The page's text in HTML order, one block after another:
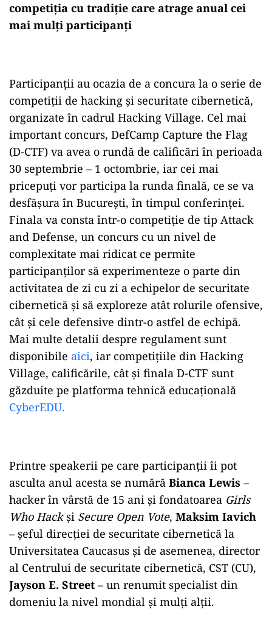
competiția cu tradiție care atrage anual cei
mai mulți participanți
Participanții au ocazia de a concura la o serie de
competiții de hacking și securitate cibernetică,
organizate în cadrul Hacking Village. Cel mai
important concurs, DefCamp Capture the Flag
(D-CTF) va avea o rundă de calificări în perioada
30 septembrie – 1 octombrie, iar cei mai
pricepuți vor participa la runda finală, ce se va
desfășura în București, în timpul conferinței.
Finala va consta într-o competiție de tip Attack
and Defense, un concurs cu un nivel de
complexitate mai ridicat ce permite
participanților să experimenteze o parte din
activitatea de zi cu zi a echipelor de securitate
cibernetică și să exploreze atât rolurile ofensive,
cât și cele defensive dintr-o astfel de echipă.
Mai multe detalii despre regulament sunt
disponibile aici, iar competițiile din Hacking
Village, calificările, cât și finala D-CTF sunt
găzduite pe platforma tehnică educațională
CyberEDU.
Printre speakerii pe care participanții îi pot
asculta anul acesta se numără Bianca Lewis –
hacker în vârstă de 15 ani și fondatoarea Girls
Who Hackși Secure Open Vote, Maksim Iavich
– șeful direcției de securitate cibernetică la
Universitatea Caucasus și de asemenea, director
al Centrului de securitate cibernetică, CST (CU),
Jayson E. Street – un renumit specialist din
domeniu la nivel mondial și mulți alții.